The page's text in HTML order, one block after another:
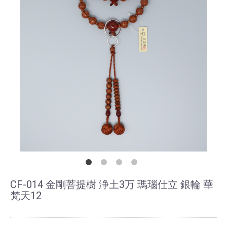
CF-014 金剛菩提樹 浄土3万 瑪瑙仕立 銀輪 華
梵天12